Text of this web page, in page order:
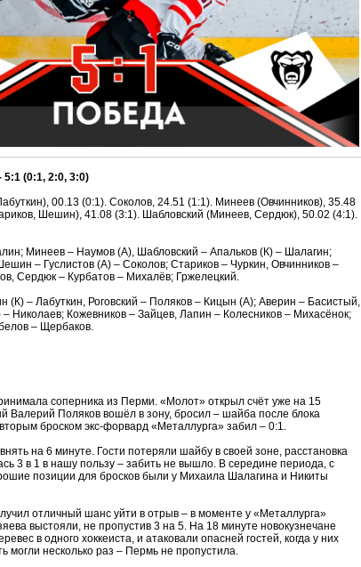
(0:1, 2:0, 3:0)
00.13 (0:1). Соколов, 24.51 (1:1). Минеев (Овчинников), 35.48
Шешин), 41.08 (3:1). Шабловский (Минеев, Сердюк), 50.02 (4:1).
Минеев – Наумов (А), Шабловский – Апальков (К) – Шалагин;
– Гуслистов (А) – Соколов; Стариков – Чуркин, Овчинников –
Сердюк – Курбатов – Михалёв; Гржелецкий.
(К) – Лабуткин, Роговский – Поляков – Кицын (А); Аверин – Басистый,
Николаев; Кожевников – Зайцев, Лапин – Колесников – Михасёнок;
– Щербаков.
соперника из Перми. «Молот» открыл счёт уже на 15
Валерий Поляков вошёл в зону, бросил – шайба после блока
броском экс-форвард «Металлурга» забил – 0:1.
на 6 минуте. Гости потеряли шайбу в своей зоне, расстановка
3 в 1 в нашу пользу – забить не вышло. В середине периода, с
позиции для бросков были у Михаила Шалагина и Никиты
отличный шанс уйти в отрыв – в моменте у «Металлурга»
выстояли, не пропустив 3 на 5. На 18 минуте новокузнечане
в одного хоккеиста, и атаковали опасней гостей, когда у них
могли несколько раз – Пермь не пропустила.